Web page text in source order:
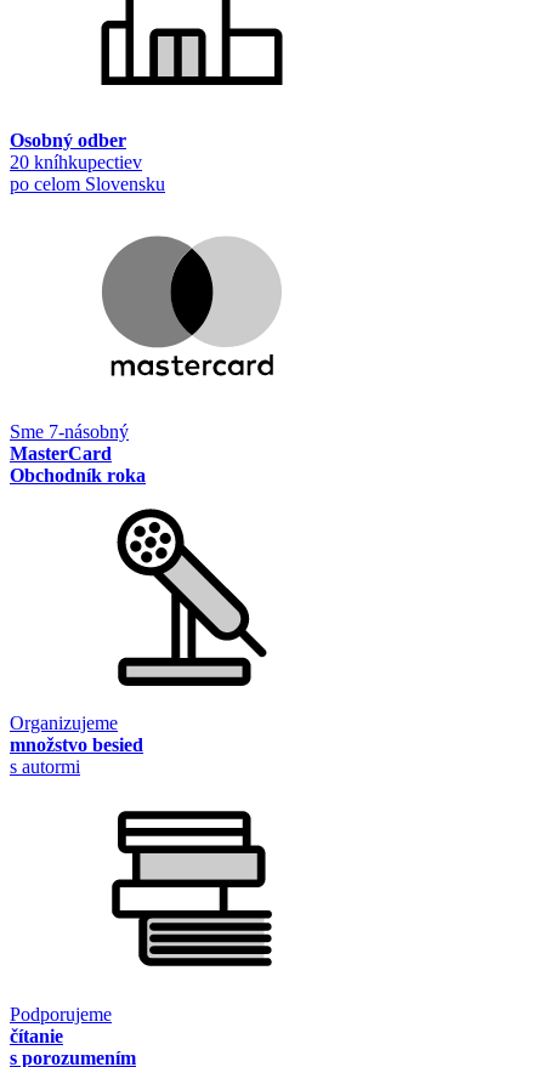
Osobný odber
20 kníhkupectiev
po celom Slovensku
Sme 7-násobný
MasterCard
Obchodník roka
Organizujeme
množstvo besied
s autormi
Podporujeme
čítanie
s porozumením